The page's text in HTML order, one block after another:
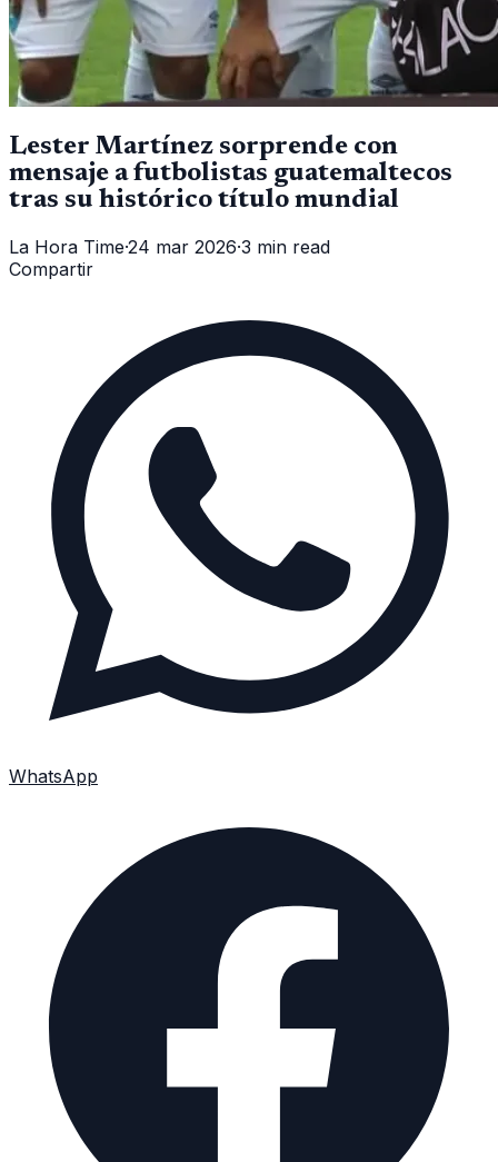
Lester Martínez sorprende con
mensaje a futbolistas guatemaltecos
tras su histórico título mundial
La Hora Time·24 mar 2026·3 min read
Compartir
WhatsApp